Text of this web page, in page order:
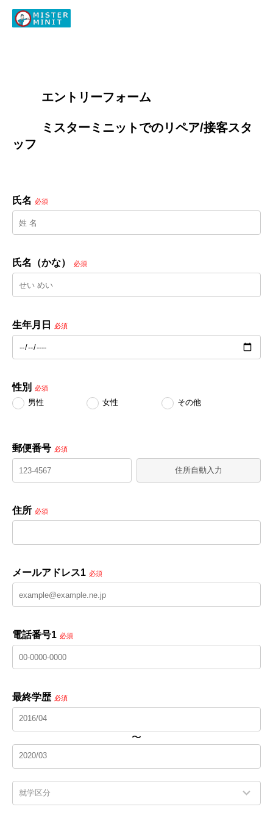
        エントリーフォーム
ッフ
氏名 必須
氏名（かな） 必須
生年月日 必須
性別 必須
男性 女性 その他
郵便番号 必須
住所自動入力
住所 必須
メールアドレス1 必須
電話番号1 必須
最終学歴 必須
〜